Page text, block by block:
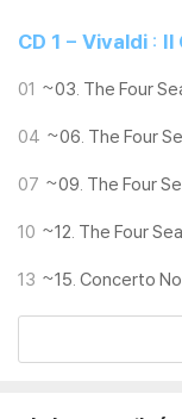
CD 1 - Vivaldi :
ione Opus Ⅷ
01 ~03. The Four
04 ~06. The Four
07 ~09. The Four
10 ~12. The Four
13 ~15. Concerto